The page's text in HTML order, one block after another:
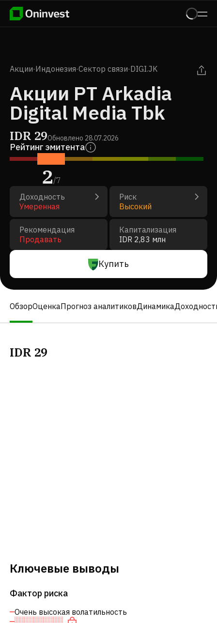
Акции·Индонезия·Сектор связи·DIGI.JK
Акции PT Arkadia
Digital Media Tbk
IDR 29Обновлено 28.07.2026
Рейтинг эмитента
2/7
Доходность
Умеренная
Риск
Высокий
Рекомендация
Продавать
Капитализация
IDR 2,83 млн
Купить
ОбзорОценкаПрогноз аналитиковДинамика
IDR 29
Ключевые выводы
Фактор риска
Очень высокая волатильность